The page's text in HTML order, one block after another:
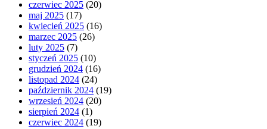
czerwiec 2025 (20)
maj 2025 (17)
kwiecień 2025 (16)
marzec 2025 (26)
luty 2025 (7)
styczeń 2025 (10)
grudzień 2024 (16)
listopad 2024 (24)
październik 2024 (19)
wrzesień 2024 (20)
sierpień 2024 (1)
czerwiec 2024 (19)